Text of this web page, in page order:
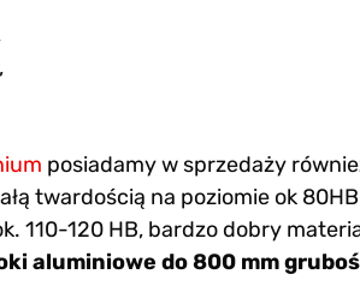
posiadamy w sprzedaży
twardością na poziomie ok
110-120 HB, bardzo dobry
aluminiowe do 800 mm